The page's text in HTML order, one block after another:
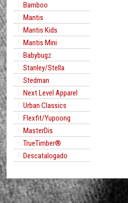
Bamboo
Mantis
Mantis Kids
Mantis Mini
Babybugz
Stanley/Stella
Stedman
Next Level Apparel
Urban Classics
Flexfit/Yupoong
MasterDis
TrueTimber®
Descatalogado